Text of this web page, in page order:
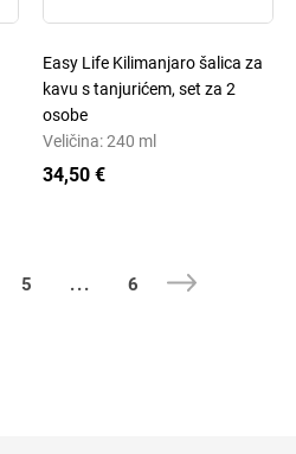
Easy Life Kilimanjaro šalica za
kavu s tanjurićem, set za 2
osobe
Veličina: 240 ml
34,50 €
5 ... 6